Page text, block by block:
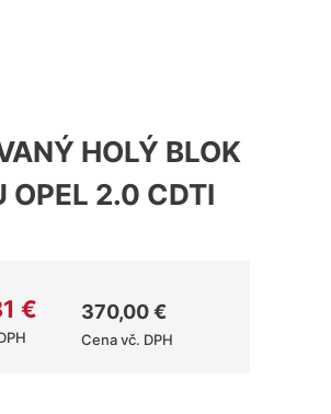
HOLÝ BLOK
OPEL 2.0 CDTI
€ 370,00€
Cena vč. DPH